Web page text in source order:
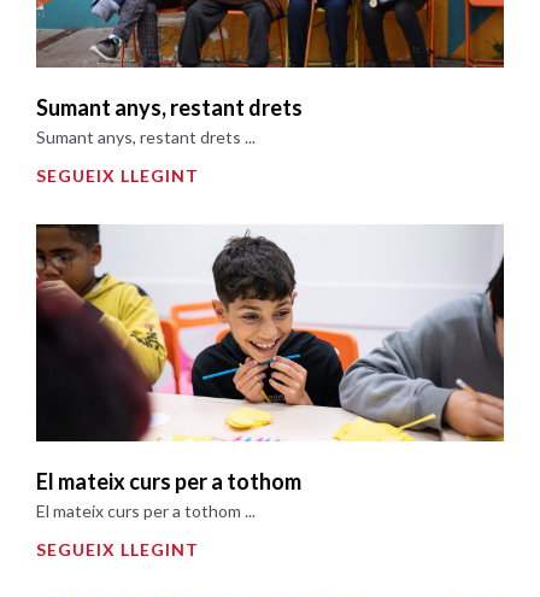
Sumant anys, restant drets
Sumant anys, restant drets ...
SEGUEIX LLEGINT
El mateix curs per a tothom
El mateix curs per a tothom ...
SEGUEIX LLEGINT